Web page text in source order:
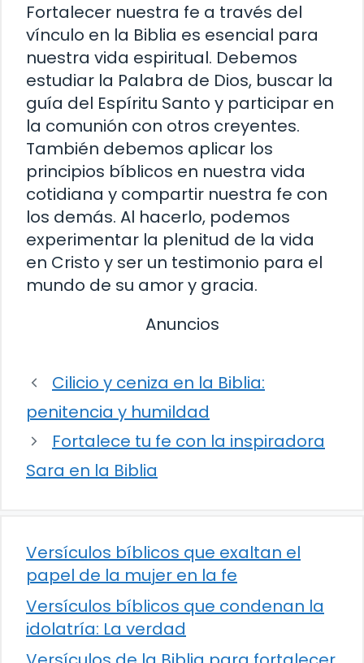
Fortalecer nuestra fe a través del
vínculo en la Biblia es esencial para
nuestra vida espiritual. Debemos
estudiar la Palabra de Dios, buscar la
guía del Espíritu Santo y participar en
la comunión con otros creyentes.
También debemos aplicar los
principios bíblicos en nuestra vida
cotidiana y compartir nuestra fe con
los demás. Al hacerlo, podemos
experimentar la plenitud de la vida
en Cristo y ser un testimonio para el
mundo de su amor y gracia.
Anuncios
Cilicio y ceniza en la Biblia:
penitencia y humildad
Fortalece tu fe con la inspiradora
Sara en la Biblia
Versículos bíblicos que exaltan el
papel de la mujer en la fe
Versículos bíblicos que condenan la
idolatría: La verdad